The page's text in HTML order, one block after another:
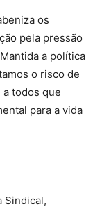
os
pela pressão
a política
o risco de
a todos que
para a vida
Sindical,